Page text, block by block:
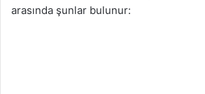
arasında şunlar bulunur: